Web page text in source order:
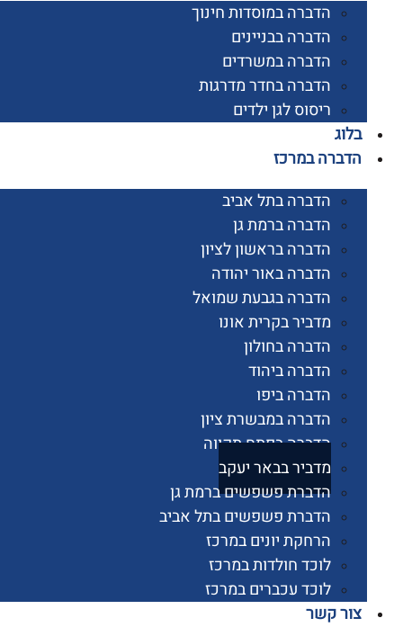
הדברה במוסדות חינוך
הדברה בבניינים
הדברה במשרדים
הדברה בחדר מדרגות
ריסוס לגן ילדים
במרכז
הדברה בתל אביב
הדברה ברמת גן
הדברה בראשון לציון
הדברה באור יהודה
הדברה בגבעת שמואל
מדביר בקרית אונו
הדברה בחולון
הדברה ביהוד
הדברה ביפו
הדברה במבשרת ציון
הדברה בפתח תקווה
מדביר בבאר יעקב
הדברת פשפשים ברמת גן
הדברת פשפשים בתל אביב
הרחקת יונים במרכז
לוכד חולדות במרכז
לוכד עכברים במרכז
קשר